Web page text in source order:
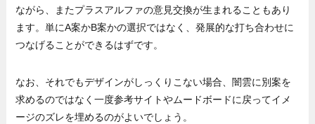
ながら、またプラスアルファの意見交換が生まれることもあり
ます。単にA案かB案かの選択ではなく、発展的な打ち合わせに
つなげることができるはずです。
なお、それでもデザインがしっくりこない場合、闇雲に別案を
求めるのではなく一度参考サイトやムードボードに戻ってイメ
ージのズレを埋めるのがよいでしょう。